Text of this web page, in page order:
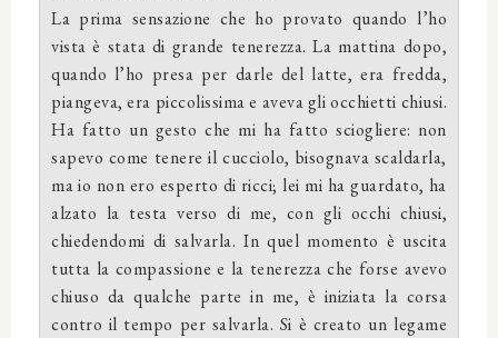
La prima sensazione che ho provato quando l’ho
vista è stata di grande tenerezza. La mattina dopo,
quando l’ho presa per darle del latte, era fredda,
piangeva, era piccolissima e aveva gli occhietti chiusi.
Ha fatto un gesto che mi ha fatto sciogliere: non
sapevo come tenere il cucciolo, bisognava scaldarla,
ma io non ero esperto di ricci; lei mi ha guardato, ha
alzato la testa verso di me, con gli occhi chiusi,
chiedendomi di salvarla. In quel momento è uscita
tutta la compassione e la tenerezza che forse avevo
chiuso da qualche parte in me, è iniziata la corsa
contro il tempo per salvarla. Si è creato un legame